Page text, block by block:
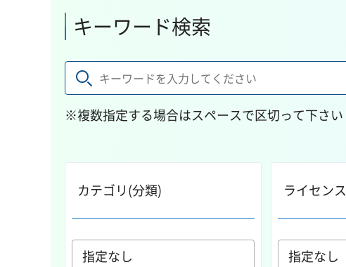
キーワード検索
※複数指定する場合はスペースで区切って下さい
カテゴリ(分類) ライセンス